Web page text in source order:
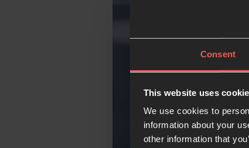
Consent
This website uses
We use cookies to
information about your
other information that